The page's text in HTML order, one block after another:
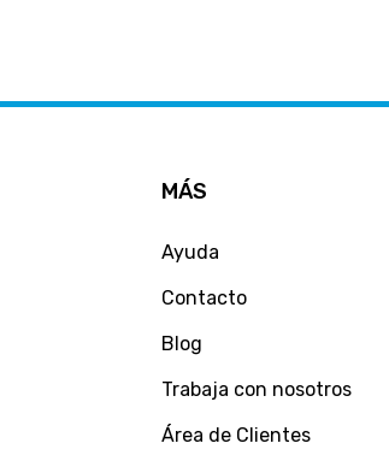
MÁS
Ayuda
Contacto
Blog
Trabaja con nosotros
Área de Clientes